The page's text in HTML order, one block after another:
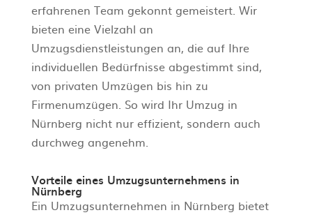
erfahrenen Team gekonnt gemeistert. Wir
bieten eine Vielzahl an
Umzugsdienstleistungen an, die auf Ihre
individuellen Bedürfnisse abgestimmt sind,
von privaten Umzügen bis hin zu
Firmenumzügen. So wird Ihr Umzug in
Nürnberg nicht nur effizient, sondern auch
durchweg angenehm.
Vorteile eines Umzugsunternehmens in
Nürnberg
Ein Umzugsunternehmen in Nürnberg bietet